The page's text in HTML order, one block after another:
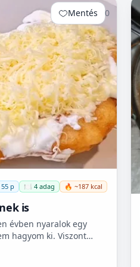
Mentés 0
55 p 🍽️ 4 adag 🔥 ~187 kcal
is
évben nyaralok egy
hagyom ki. Viszont